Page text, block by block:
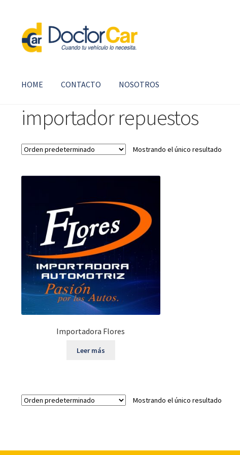
a
la
al
contenido
HOME CONTACTO NOSOTROS
importador repuestos
Mostrando el único resultado
Importadora Flores
Leer más
Mostrando el único resultado